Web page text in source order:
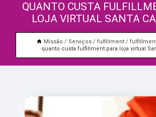
QUANTO CUSTA
LOJA VIRTUAL SANTA
Missão Serviços fulfillment
quanto custa fulfillment para loja virtual